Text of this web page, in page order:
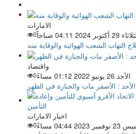
الامارات
29 أكتوبر 2024 04:11 صباحاً
0
التهاب الشعب الهوائية والوقاية منه
واقتصاد
الأحد 26 يونيو 2022 01:12 مساءً
0
: الأصفر مات والجنازة في الظهر
اخبار الامارات
2023 04:44 مساءً
0